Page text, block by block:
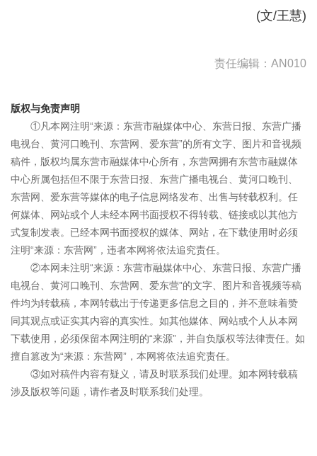
(文/王慧)
责任编辑：AN010
版权与免责声明
①凡本网注明“来源：东营市融媒体中心、东营日报、东营广播
电视台、黄河口晚刊、东营网、爱东营”的所有文字、图片和音视频
稿件，版权均属东营市融媒体中心所有，东营网拥有东营市融媒体
中心所属包括但不限于东营日报、东营广播电视台、黄河口晚刊、
东营网、爱东营等媒体的电子信息网络发布、出售与转载权利。任
何媒体、网站或个人未经本网书面授权不得转载、链接或以其他方
式复制发表。已经本网书面授权的媒体、网站，在下载使用时必须
注明“来源：东营网”，违者本网将依法追究责任。
②本网未注明“来源：东营市融媒体中心、东营日报、东营广播
电视台、黄河口晚刊、东营网、爱东营”的文字、图片和音视频等稿
件均为转载稿，本网转载出于传递更多信息之目的，并不意味着赞
同其观点或证实其内容的真实性。如其他媒体、网站或个人从本网
下载使用，必须保留本网注明的“来源”，并自负版权等法律责任。如
擅自篡改为“来源：东营网”，本网将依法追究责任。
③如对稿件内容有疑义，请及时联系我们处理。如本网转载稿
涉及版权等问题，请作者及时联系我们处理。